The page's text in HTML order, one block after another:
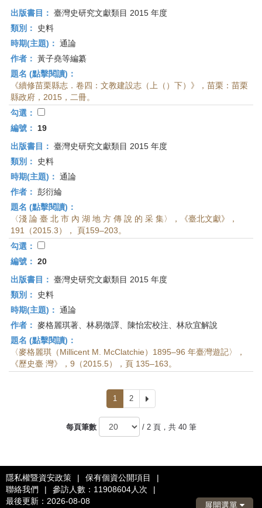
出版書目： 臺灣史研究文獻類目 2015 年度
類別：
史料
時期(主題)： 通論
作者： 黃子堯等編纂
題名 (點擊閱讀)：
《續修苗栗縣志．卷四：文教建設志（上（）下）》，苗栗：苗栗
縣政府，2015，二冊。
勾選：
編號：
19
出版書目： 臺灣史研究文獻類目 2015 年度
類別：
史料
時期(主題)： 通論
作者： 彭衍綸
題名 (點擊閱讀)：
〈淺 論 臺 北 市 內 湖 地 方 傳 說 的 采 集〉，《臺北文獻》，
191（2015.3）， 頁159–203。
勾選：
編號： 20
出版書目： 臺灣史研究文獻類目 2015 年度
類別：
史料
時期(主題)： 通論
作者： 麥格麗琪著、林易徵譯、陳怡宏校注、林欣宜解說
題名 (點擊閱讀)：
〈麥格麗琪（Millicent M. McClatchie）1895–96 年臺灣遊記〉，
《歷史臺 灣》，9（2015.5），頁 135–163。
1 2
一
每頁筆數
/ 2 頁，共 40 筆
隱私權暨資安政策 | 保有個資公開項目
|
聯絡我們
| 參訪人數：11908604人次
|
最後更新：2026-08-08
展開選單